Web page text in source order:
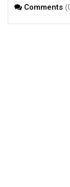
Comments